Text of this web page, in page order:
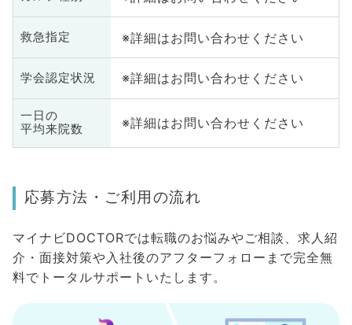
救急指定 ※詳細はお問い合わせください
学会認定状況 ※詳細はお問い合わせください
一日の
平均来院数
※詳細はお問い合わせください
応募方法・ご利用の流れ
マイナビDOCTORでは転職のお悩みやご相談、求人紹
介・面接対策や入社後のアフターフォローまで完全無
料でトータルサポートいたします。